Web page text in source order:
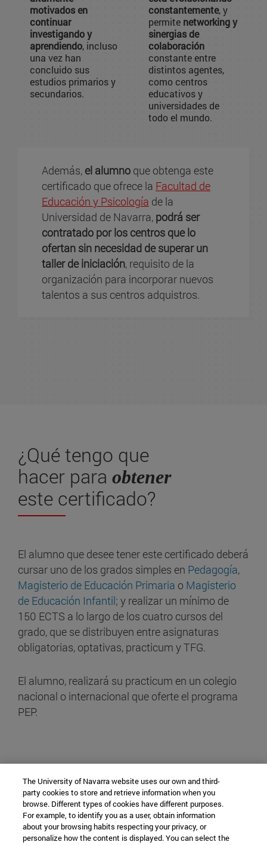
motivados en
continuar
investigando y
aprendiendo, incluso
una vez han
concluido sus
estudios primarios y
secundarios.
constantemente, y
permite networking y
sinergias de
colaboración
constante entre
distintos agentes,
como centros
educativos y
universidades de
todo el mundo.
Además, el alumno que obtenga este
certificado que ofrece la Facultad de
Educación y Psicología de la
Universidad de Navarra, podrá ser
contratado por los centros que lo
ofertan sin necesidad de superar un
taller de iniciación, requisito de la
organización para incorporar nuevos
talentos a sus centros adquistros.
¿Qué tengo que
hacer para obtener
este certificado?
El alumno que desee tener este certificado deberá
cursar uno de los grados simples en Pedagogía,
Magisterio de Educación Primaria o Magisterio
de Educación Infantil; y realizar un mínimo de
150 ECTS a lo largo de los cuatro cursos del
grado, que se distribuyen entre asignaturas
obligatorias, optativas, practicum y TFG.
El alumno, realizará su practicum en un colegio
nacional o internacional que oferte el programa
PEP.
The University of Navarra website uses our own and third-
party cookies to store and retrieve information when you
browse. Different types of cookies have different purposes.
For example, to identify you as a user, obtain information
about your browsing habits respecting your privacy, or
personalize how the content is displayed. You can select the